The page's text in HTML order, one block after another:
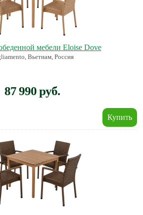
мебели Eloise Dove
Вьетнам, Россия
87 990 руб.